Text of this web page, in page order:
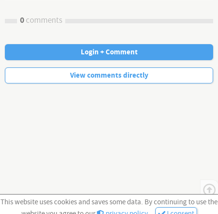
This website uses cookies and saves some data. By continuing to use the
0comments
No more comments.
Login + Comment
View comments directly